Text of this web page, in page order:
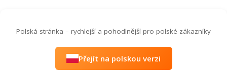
Polská stránka – rychlejší a pohodlnější pro polské zákazníky
Přejít na polskou verzi